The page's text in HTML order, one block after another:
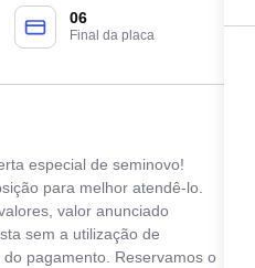
06
Final da placa
especial de seminovo!
para melhor atendê-lo.
valor anunciado
sem a utilização de
pagamento. Reservamos o